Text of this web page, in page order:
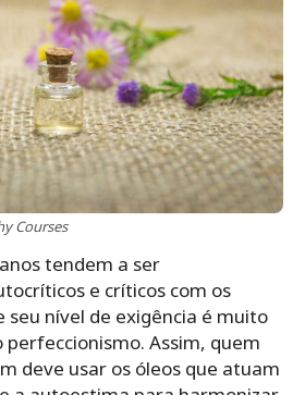
Courses
tendem a ser
e críticos com os
seu nível de exigência é muito
Assim, quem
deve usar os óleos que atuam